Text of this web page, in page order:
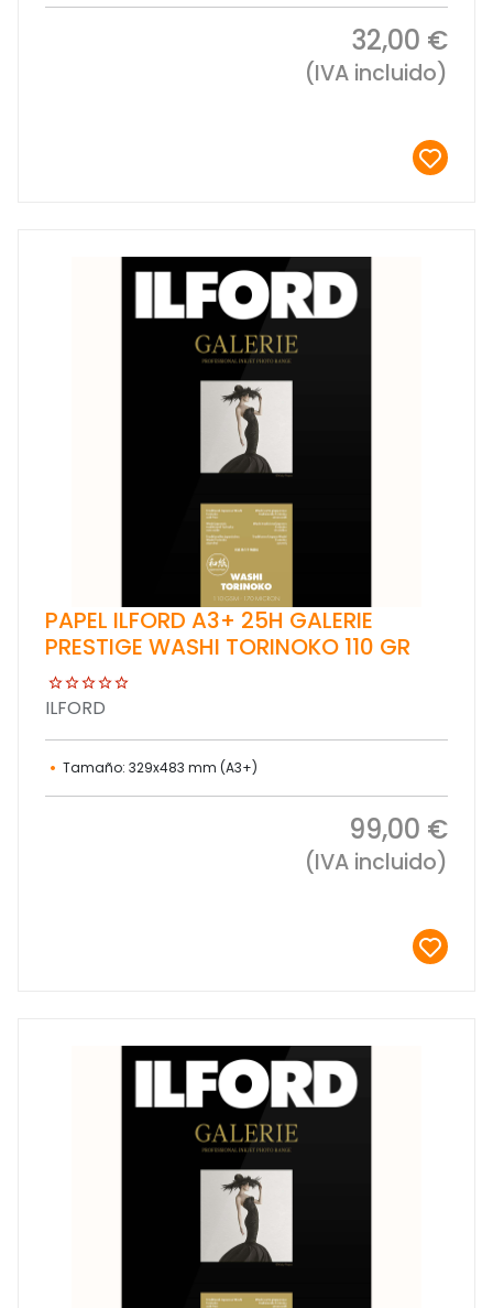
32,00 €
(IVA incluido)
PAPEL ILFORD A3+ 25H GALERIE
PRESTIGE WASHI TORINOKO 110 GR
ILFORD
Tamaño: 329x483 mm (A3+)
99,00 €
(IVA incluido)